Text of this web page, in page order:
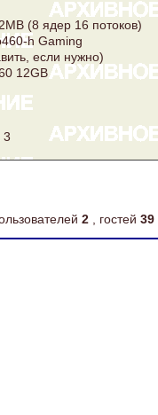
(8 ядер 16 потоков)
h Gaming
если нужно)
12GB
3
2 , гостей 39